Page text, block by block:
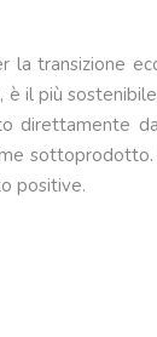
transizione
più
direttamente
positive.